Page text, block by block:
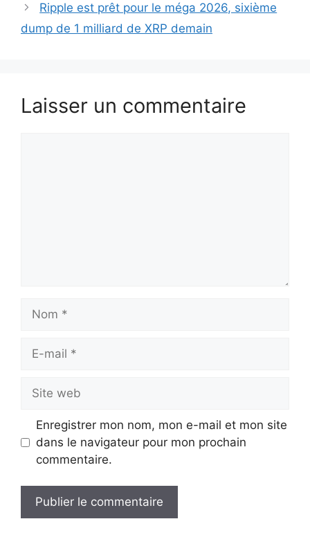
Ripple est prêt pour le méga 2026, sixième
dump de 1 milliard de XRP demain
Laisser un commentaire
mail
web
Enregistrer mon nom, mon e-mail et mon site
dans le navigateur pour mon prochain
commentaire.